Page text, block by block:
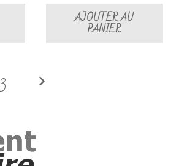
AJOUTER AU
PANIER
3